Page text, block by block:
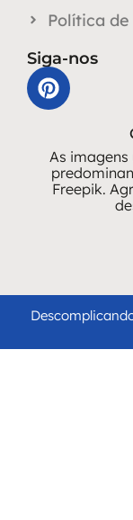
Política de
Siga-nos
As
Freepik.